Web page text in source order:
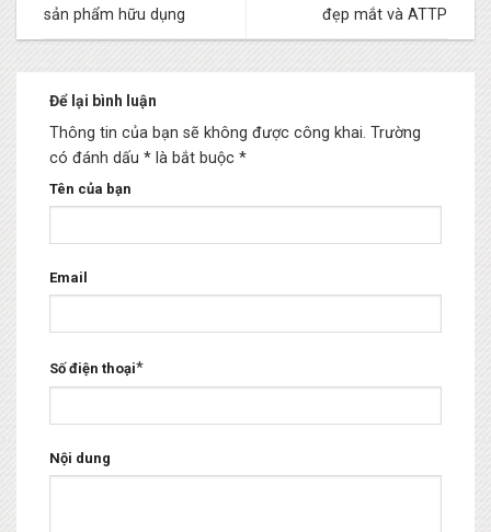
sản phẩm hữu dụng
đẹp mắt và ATTP
Để lại bình luận
Thông tin của bạn sẽ không được công khai. Trường
có đánh dấu * là bắt buộc *
Tên của bạn
Email
Số điện thoại*
Nội dung